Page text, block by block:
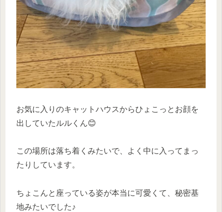
お気に入りのキャットハウスからひょこっとお顔を
出していたルルくん😊
この場所は落ち着くみたいで、よく中に入ってまっ
たりしています。
ちょこんと座っている姿が本当に可愛くて、秘密基
地みたいでした♪